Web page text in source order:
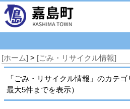
[ホーム] > [ごみ・リサイクル情報]
「ごみ・リサイクル情報」のカテ
最大5件までを表示）